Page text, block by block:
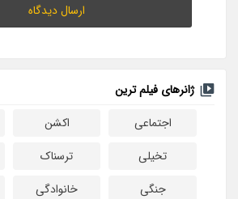
ژانرهای فیلم ترین
اجتماعی
اکشن
تخیلی
ترسناک
جنگی
خانوادگی